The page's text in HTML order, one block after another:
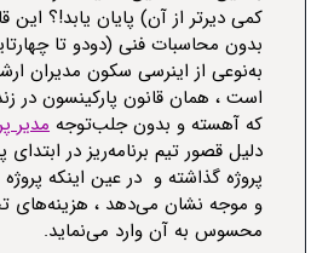
کمی دیرتر از آن) پایان یابد!؟ این
بدون محاسبات فنی (دودو تا چهارتایی
به‌نوعی از اینرسی سکون مدیران ارشد
است ، همان قانون پارکینسون در زندگی
که آهسته و بدون جلب‌توجهمدیر پروژه
دلیل قصور تیم برنامه‌ریز در ابتدای پروژه
پروژه گذاشته و در عین اینکه پروژه را
و موجه نشان می‌دهد ، هزینه‌های
محسوس به آن وارد می‌نماید.